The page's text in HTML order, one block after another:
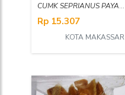
CUMK SEPRIANUS PAYANGAN
Rp 15.307
KOTA MAKASSAR